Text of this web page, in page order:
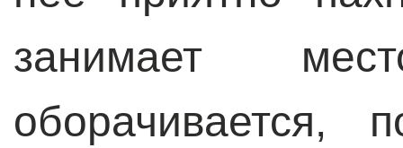
занимает
оборачивается,